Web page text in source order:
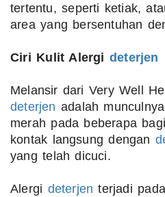
tertentu, seperti ketiak,
area yang bersentuhan
Ciri Kulit Alergi deterjen
Melansir dari Very Well
deterjen adalah
merah pada beberapa
kontak langsung dengan
yang telah dicuci.
Alergi deterjen terjadi